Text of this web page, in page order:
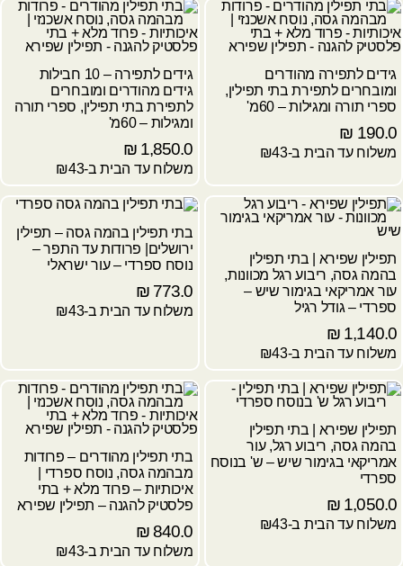
גידים לתפירה מהודרים
ומובחרים לתפירת בתי תפילין,
ספרי תורה ומגילות – 60מ'
190.0
₪
משלוח עד הבית ב-₪43
גידים לתפירה – 10 חבילות
גידים מהודרים ומובחרים
לתפירת בתי תפילין, ספרי תורה
ומגילות – 60מ'
1,850.0
₪
משלוח עד הבית ב-₪43
תפילין שפירא | בתי תפילין
בהמה גסה, ריבוע רגל מכוונות,
עור אמריקאי בגימור שיש –
ספרדי – גודל רגיל
1,140.0
₪
משלוח עד הבית ב-₪43
בתי תפילין בהמה גסה – תפילין
ירושלים| פרודות עד התפר –
נוסח ספרדי – עור ישראלי
773.0
₪
משלוח עד הבית ב-₪43
תפילין שפירא | בתי תפילין
בהמה גסה, ריבוע רגל, עור
אמריקאי בגימור שיש – ש' בנוסח
ספרדי
1,050.0
₪
משלוח עד הבית ב-₪43
בתי תפילין מהודרים – פרודות
מבהמה גסה, נוסח ספרדי |
איכותיות – פרוד מלא + בתי
פלסטיק להגנה – תפילין שפירא
840.0
₪
משלוח עד הבית ב-₪43